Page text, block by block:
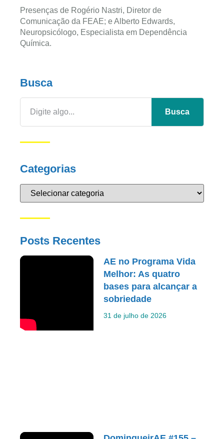
Presenças de Rogério Nastri, Diretor de
Comunicação da FEAE; e Alberto Edwards,
Neuropsicólogo, Especialista em Dependência
Química.
Busca
Busca
Categorias
Posts Recentes
AE no Programa Vida
Melhor: As quatro
bases para alcançar a
sobriedade
31 de julho de 2026